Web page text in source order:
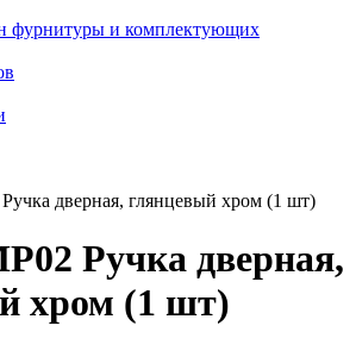
фурнитуры и комплектующих
дверная, глянцевый хром (1 шт)
Ручка дверная,
хром (1 шт)